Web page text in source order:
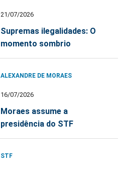
21/07/2026
Supremas ilegalidades: O
momento sombrio
ALEXANDRE DE MORAES
16/07/2026
Moraes assume a
presidência do STF
STF